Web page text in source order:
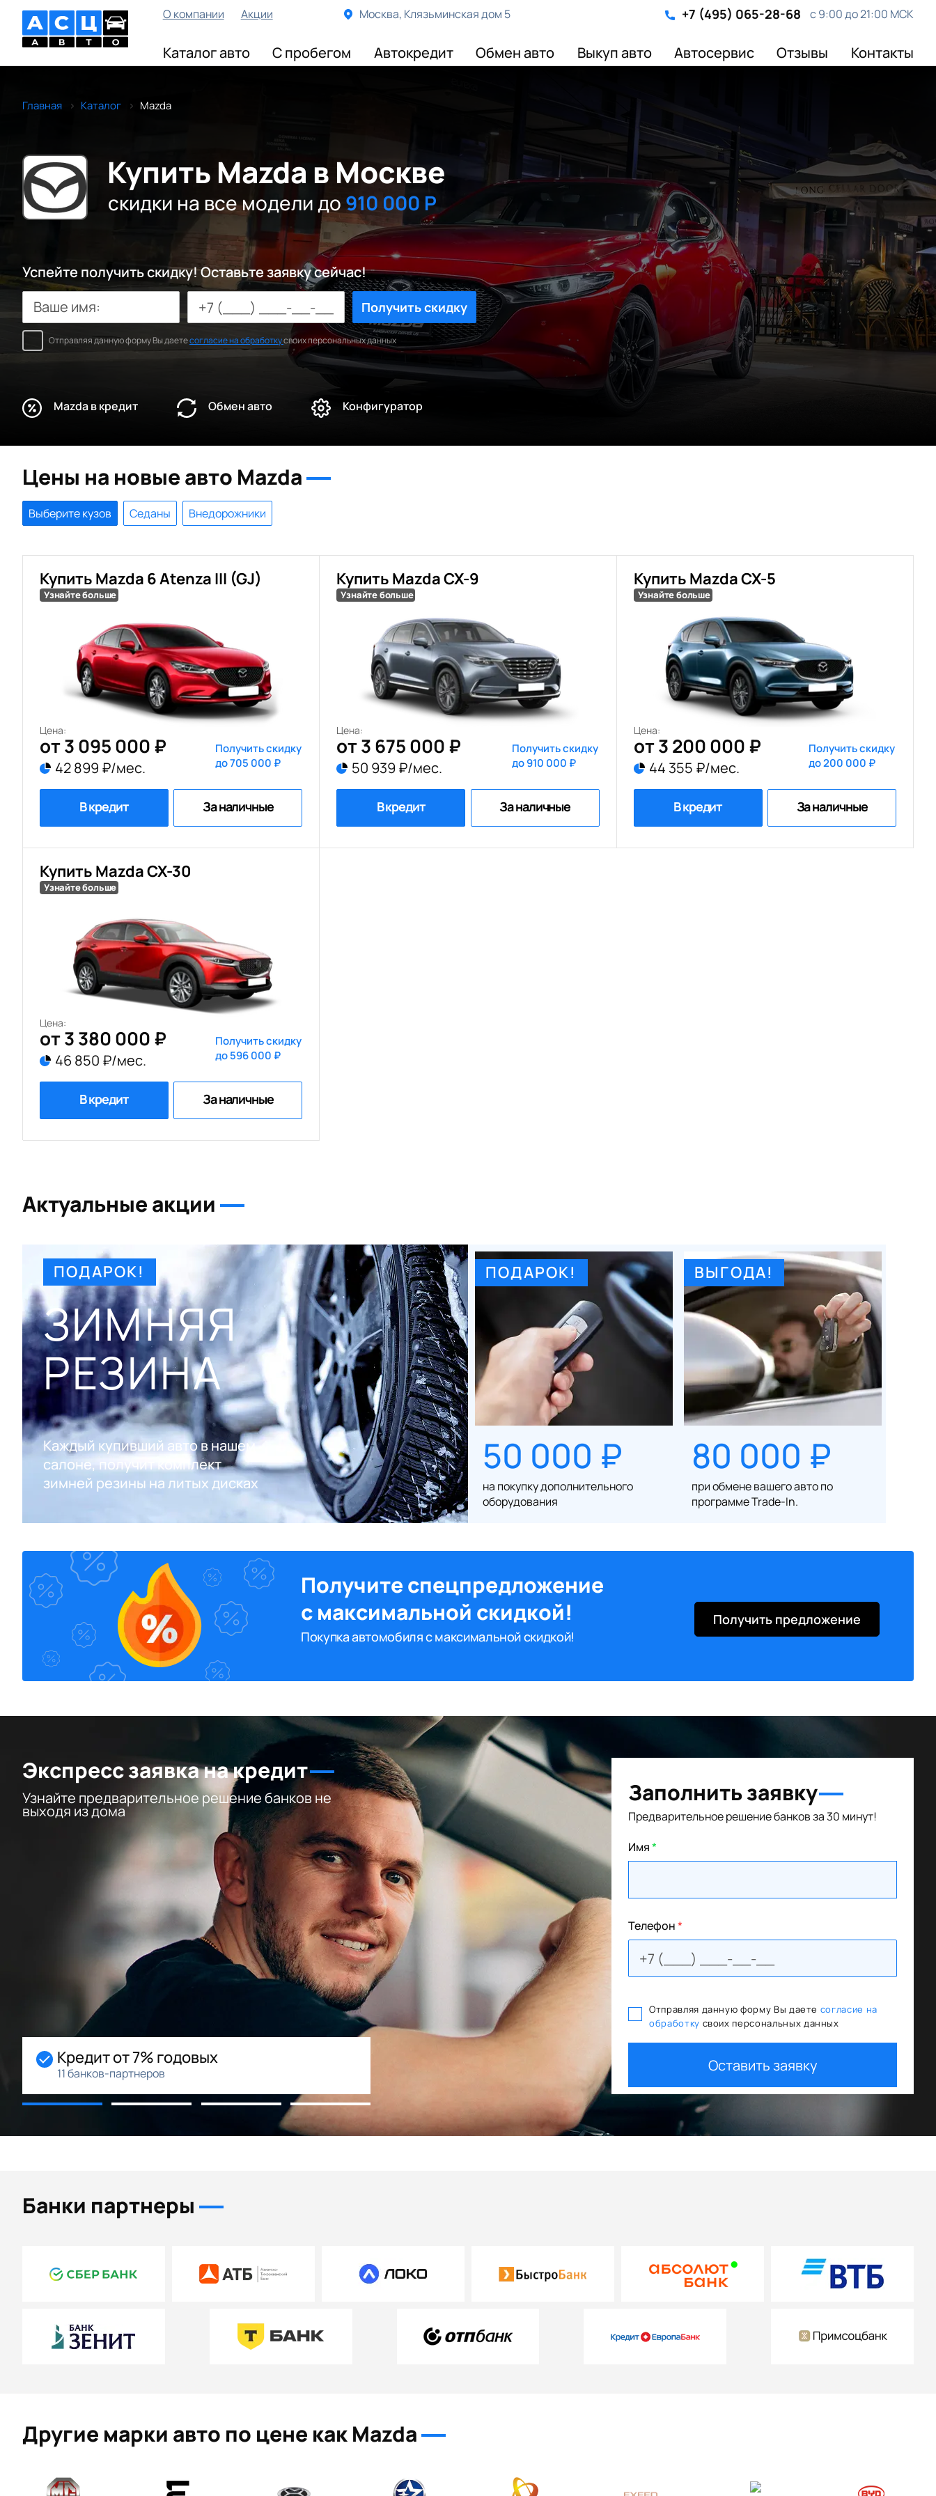
О компании Акции Москва, Клязьминская дом 5 +7 (495) 065-28-68 с 9:00 до 21:00 МСК
Каталог авто С пробегом Автокредит Обмен авто Выкуп авто Автосервис Отзывы Контакты
Главная Каталог Mazda
Купить Mazda в Москве
скидки на все модели до 910 000 Р
Успейте получить скидку! Оставьте заявку сейчас!
Ваше имя:
Получить скидку
Отправляя данную форму Вы даетесогласие на обработкусвоих персональных данных
Mazda в кредит Обмен авто Конфигуратор
Цены на новые авто Mazda
Выберите кузов Седаны Внедорожники
Купить Mazda 6 Atenza III (GJ)
Узнайте больше
Цена:
от 3 095 000 ₽
42 899 ₽/мес.
Получить скидку
до 705 000 ₽
В кредит За наличные
Купить Mazda CX-9
Узнайте больше
Цена:
от 3 675 000 ₽
50 939 ₽/мес.
Получить скидку
до 910 000 ₽
В кредит За наличные
Купить Mazda CX-5
Узнайте больше
Цена:
от 3 200 000 ₽
44 355 ₽/мес.
Получить скидку
до 200 000 ₽
В кредит За наличные
Купить Mazda CX-30
Узнайте больше
Цена:
от 3 380 000 ₽
46 850 ₽/мес.
Получить скидку
до 596 000 ₽
В кредит За наличные
Актуальные акции
ПОДАРОК!
ЗИМНЯЯ
РЕЗИНА
Каждый купивший авто в нашем
салоне, получит комплект
зимней резины на литых дисках
ПОДАРОК!
50 000 ₽
на покупку дополнительного
оборудования
ВЫГОДА!
80 000 ₽
при обмене вашего авто по
программе Trade-In.
Получите спецпредложение
с максимальной скидкой!
Покупка автомобиля с максимальной скидкой!
Получить предложение
Экспресс заявка на кредит
Узнайте предварительное решение банков не
выходя из дома
Кредит от 7% годовых
11 банков-партнеров
Заполнить заявку
Предварительное решение банков за 30 минут!
Имя*
Телефон*
Отправляя данную форму Вы даете согласие на
обработку своих персональных данных
Оставить заявку
Банки партнеры
Другие марки авто по цене как Mazda